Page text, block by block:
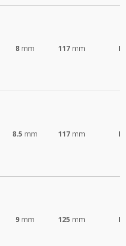
8mm 117 mm
8.5 mm 117 mm
9mm 125 mm